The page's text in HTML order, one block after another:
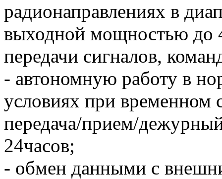
радионаправлениях в
выходной мощностью до
передачи сигналов,
- автономную работу в
условиях при
передача/прием/
24часов;
- обмен данными с